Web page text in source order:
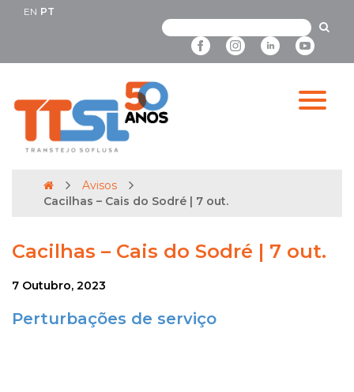
EN PT
Avisos
Cacilhas – Cais do Sodré | 7 out.
Cacilhas – Cais do Sodré | 7 out.
7 Outubro, 2023
Perturbações de serviço